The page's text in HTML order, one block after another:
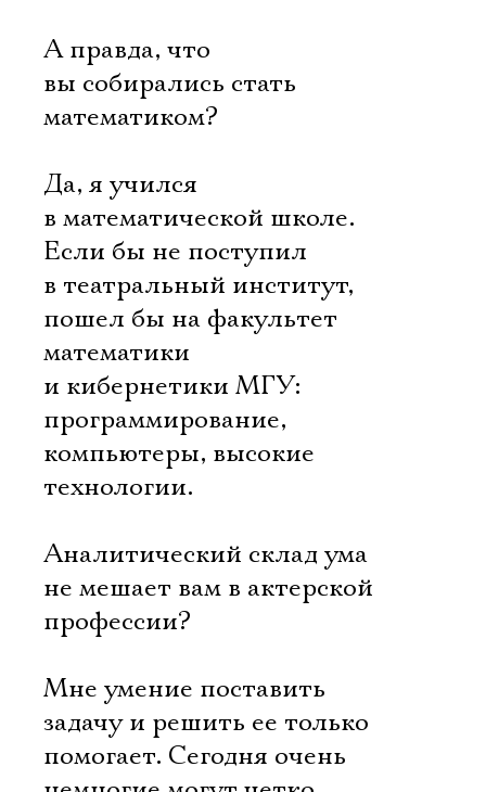
А правда, что
вы собирались стать
математиком?
Да, я учился
в математической школе.
Если бы не поступил
в театральный институт,
пошел бы на факультет
математики
и кибернетики МГУ:
программирование,
компьютеры, высокие
технологии.
Аналитический склад ума
не мешает вам в актерской
профессии?
Мне умение поставить
задачу и решить ее только
помогает. Сегодня очень